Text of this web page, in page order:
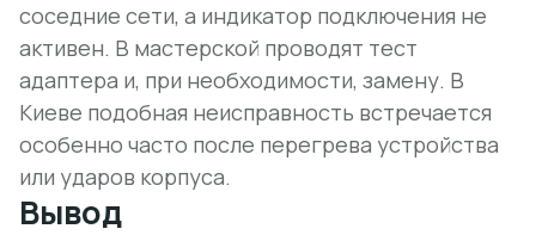
соседние сети, а индикатор подключения не
активен. В мастерской проводят тест
адаптера и, при необходимости, замену. В
Киеве подобная неисправность встречается
особенно часто после перегрева устройства
или ударов корпуса.
Вывод